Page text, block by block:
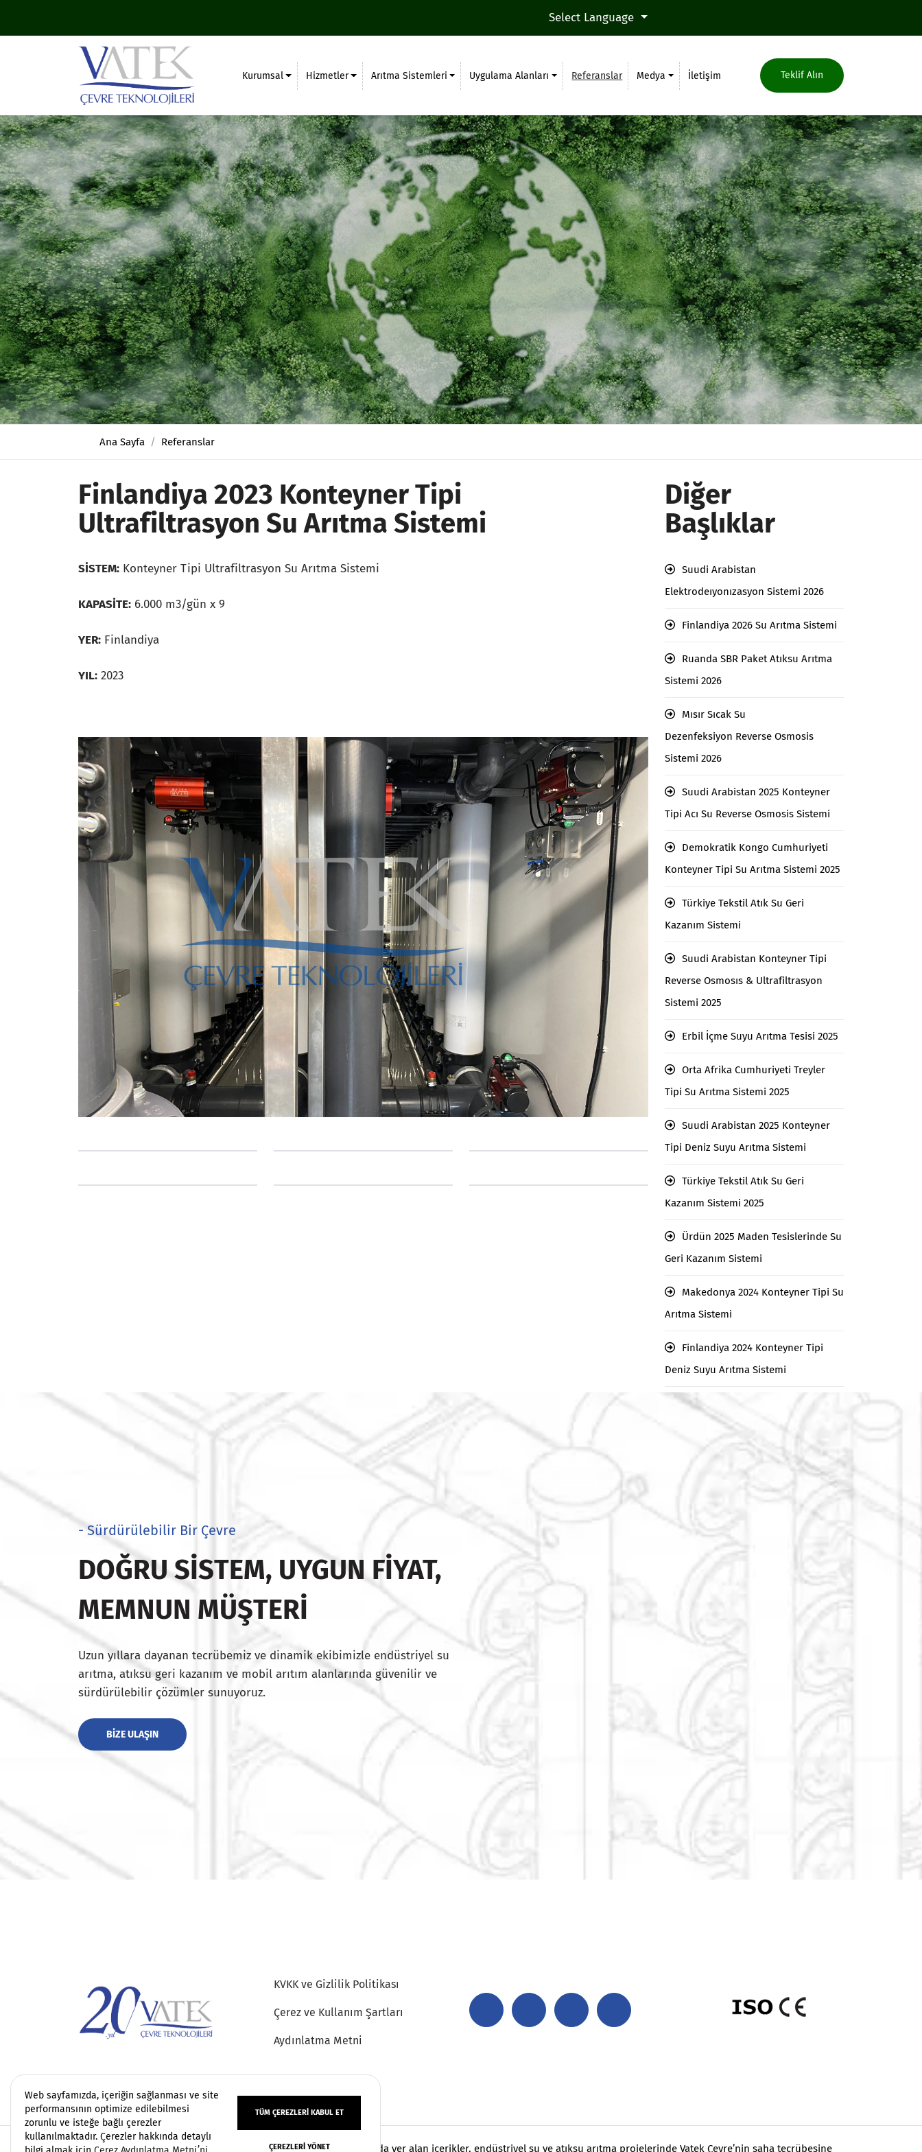
Select Language
Kurumsal Hizmetler Arıtma Sistemleri Uygulama Alanları Referanslar Medya İletişim Teklif Alın
Ana Sayfa Referanslar
Finlandiya 2023 Konteyner Tipi
Ultrafiltrasyon Su Arıtma Sistemi
SİSTEM: Konteyner Tipi Ultrafiltrasyon Su Arıtma Sistemi
KAPASİTE: 6.000 m3/gün x 9
YER: Finlandiya
YIL: 2023
Diğer
Başlıklar
Suudi Arabistan
Elektrodeıyonızasyon Sistemi 2026
Finlandiya 2026 Su Arıtma Sistemi
Ruanda SBR Paket Atıksu Arıtma
Sistemi 2026
Mısır Sıcak Su
Dezenfeksiyon Reverse Osmosis
Sistemi 2026
Suudi Arabistan 2025 Konteyner
Tipi Acı Su Reverse Osmosis Sistemi
Demokratik Kongo Cumhuriyeti
Konteyner Tipi Su Arıtma Sistemi 2025
Türkiye Tekstil Atık Su Geri
Kazanım Sistemi
Suudi Arabistan Konteyner Tipi
Reverse Osmosıs & Ultrafiltrasyon
Sistemi 2025
Erbil İçme Suyu Arıtma Tesisi 2025
Orta Afrika Cumhuriyeti Treyler
Tipi Su Arıtma Sistemi 2025
Suudi Arabistan 2025 Konteyner
Tipi Deniz Suyu Arıtma Sistemi
Türkiye Tekstil Atık Su Geri
Kazanım Sistemi 2025
Ürdün 2025 Maden Tesislerinde Su
Geri Kazanım Sistemi
Makedonya 2024 Konteyner Tipi Su
Arıtma Sistemi
Finlandiya 2024 Konteyner Tipi
Deniz Suyu Arıtma Sistemi
- Sürdürülebilir Bir Çevre
DOĞRU SISTEM, UYGUN FIYAT,
MEMNUN MÜŞTERI
Uzun yıllara dayanan tecrübemiz ve dinamik ekibimizle endüstriyel su
arıtma, atıksu geri kazanım ve mobil arıtım alanlarında güvenilir ve
sürdürülebilir çözümler sunuyoruz.
BIZE ULAŞIN
KVKK ve Gizlilik Politikası
Çerez ve Kullanım Şartları
Aydınlatma Metni
Copyright 2006 - 2026 Vatek Çevre. Her hakkı saklıdır. Sayfamızda yer alan içerikler, endüstriyel su ve atıksu arıtma projelerinde Vatek Çevre’nin saha tecrübesine
Web sayfamızda, içeriğin sağlanması ve site
performansının optimize edilebilmesi
zorunlu ve isteğe bağlı çerezler
kullanılmaktadır. Çerezler hakkında detaylı
TÜM ÇEREZLERI KABUL ET
ÇEREZLERI YÖNET